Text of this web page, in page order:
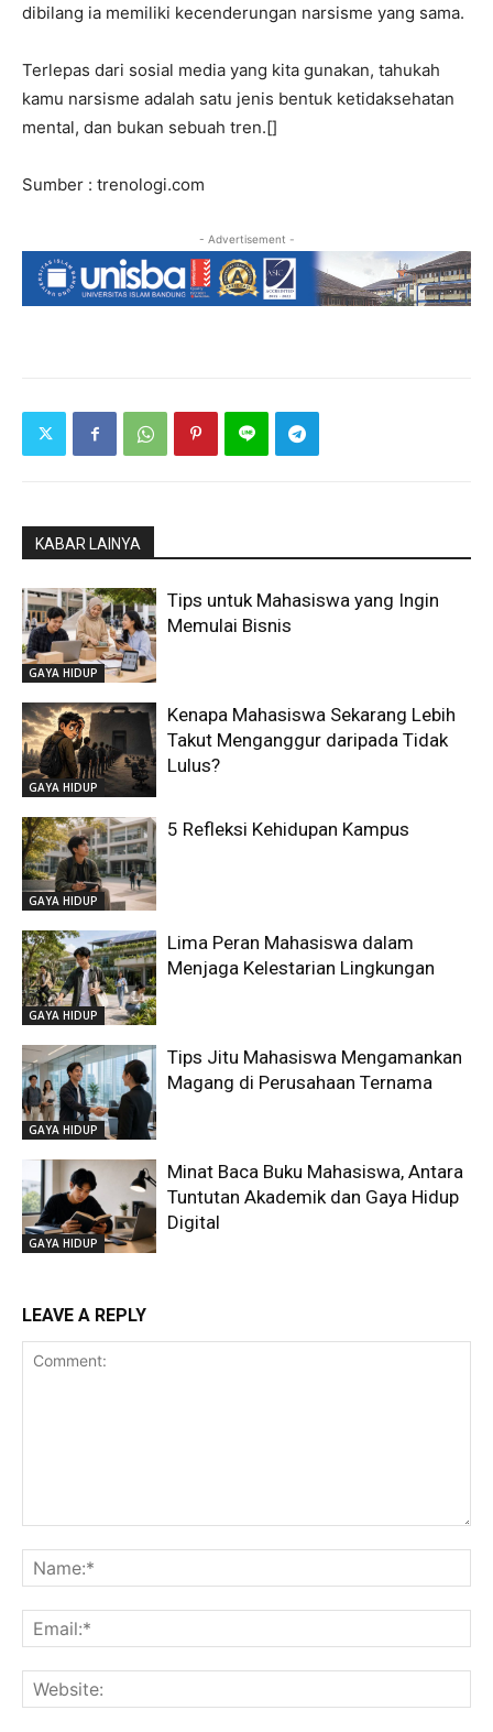
dibilang ia memiliki kecenderungan narsisme yang sama.
Terlepas dari sosial media yang kita gunakan, tahukah
kamu narsisme adalah satu jenis bentuk ketidaksehatan
mental, dan bukan sebuah tren.[]
Sumber : trenologi.com
- Advertisement -
KABAR LAINYA
GAYA HIDUP
Tips untuk Mahasiswa yang Ingin
Memulai Bisnis
GAYA HIDUP
Kenapa Mahasiswa Sekarang Lebih
Takut Menganggur daripada Tidak
Lulus?
GAYA HIDUP
5 Refleksi Kehidupan Kampus
GAYA HIDUP
Lima Peran Mahasiswa dalam
Menjaga Kelestarian Lingkungan
GAYA HIDUP
Tips Jitu Mahasiswa Mengamankan
Magang di Perusahaan Ternama
GAYA HIDUP
Minat Baca Buku Mahasiswa, Antara
Tuntutan Akademik dan Gaya Hidup
Digital
LEAVE A REPLY